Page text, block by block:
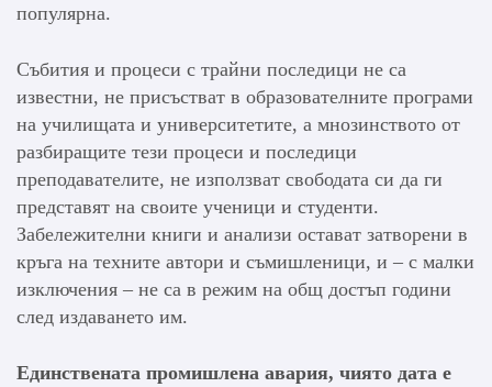
популярна.
Събития и процеси с трайни последици не са
известни, не присъстват в образователните програми
на училищата и университетите, а мнозинството от
разбиращите тези процеси и последици
преподавателите, не използват свободата си да ги
представят на своите ученици и студенти.
Забележителни книги и анализи остават затворени в
кръга на техните автори и съмишленици, и – с малки
изключения – не са в режим на общ достъп години
след издаването им.
Единствената промишлена авария, чиято дата е